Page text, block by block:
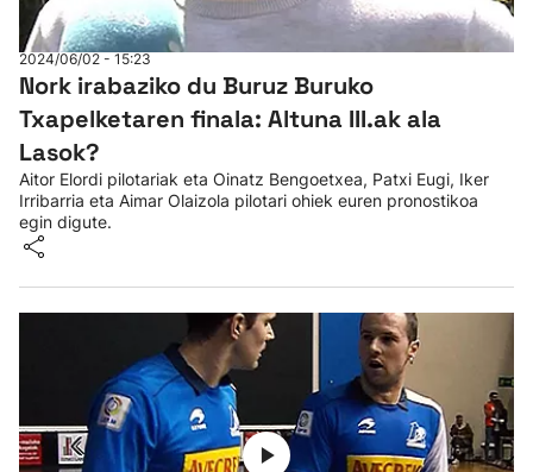
2024/06/02 - 15:23
Nork irabaziko du Buruz Buruko
Txapelketaren finala: Altuna III.ak ala
Lasok?
Aitor Elordi pilotariak eta Oinatz Bengoetxea, Patxi Eugi, Iker
Irribarria eta Aimar Olaizola pilotari ohiek euren pronostikoa
egin digute.